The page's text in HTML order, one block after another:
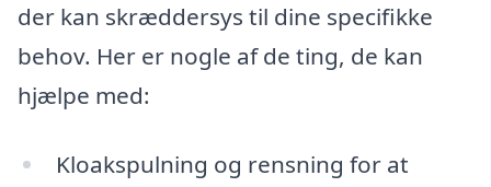
der kan skræddersys til dine specifikke
behov. Her er nogle af de ting, de kan
hjælpe med:
Kloakspulning og rensning for at